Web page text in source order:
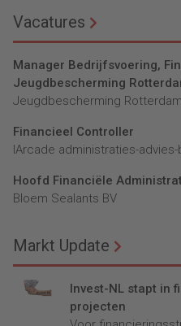
Vacatures
Manager Bedrijfsvoering,
Jeugdbescherming
Jeugdbescherming
Financieel Controller
lArcade administraties-
Hoofd Financiële
Bloem Sealants BV
Markt Update
Invest-NL stapt in
projecten